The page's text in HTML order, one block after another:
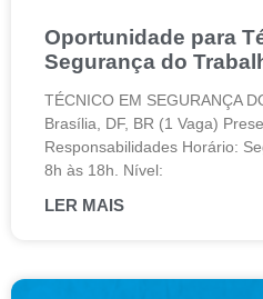
Oportunidade para
Segurança do
TÉCNICO EM SEGURANÇA
Brasília, DF, BR (1 Vaga)
Responsabilidades Horário:
8h às 18h. Nível:
LER MAIS